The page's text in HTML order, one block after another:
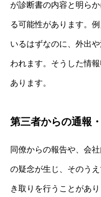
が診断書の内容と明ら
る可能性があります。
いるはずなのに、外出
われます。そうした情
あります。
第三者からの通報
同僚からの報告や、会
の疑念が生じ、そのう
き取りを行うことがあ